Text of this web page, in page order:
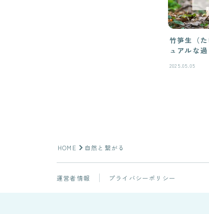
竹笋生（
ュアルな
2025.05.05
HOME 自然と繋がる
運営者情報 プライバシーポリシー